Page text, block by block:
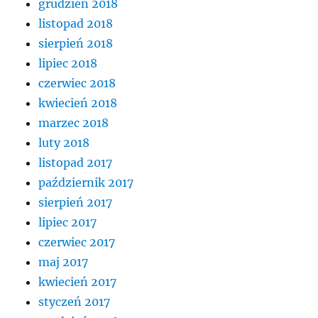
grudzień 2018
listopad 2018
sierpień 2018
lipiec 2018
czerwiec 2018
kwiecień 2018
marzec 2018
luty 2018
listopad 2017
październik 2017
sierpień 2017
lipiec 2017
czerwiec 2017
maj 2017
kwiecień 2017
styczeń 2017